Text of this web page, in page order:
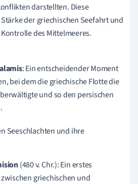
darstellten. Diese
der griechischen Seefahrt und
des Mittelmeeres.
: Ein entscheidender Moment
bei dem die griechische Flotte die
und so den persischen
Seeschlachten und ihre
(480 v. Chr.): Ein erstes
griechischen und